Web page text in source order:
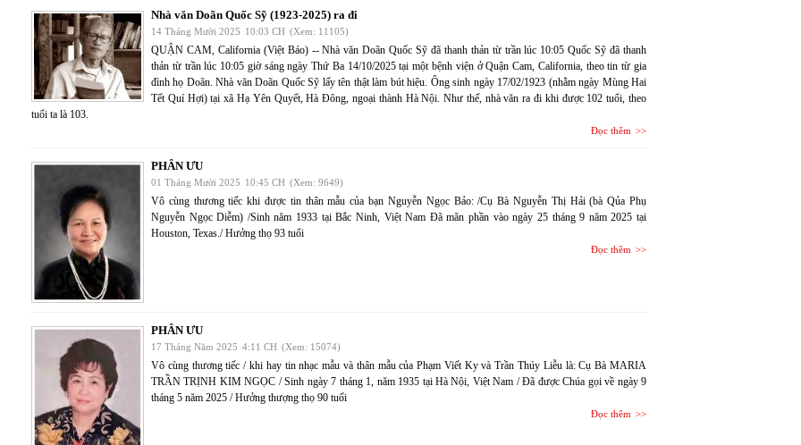
Nhà văn Doãn Quốc Sỹ (1923-2025) ra đi
14 Tháng Mười 2025 10:03 CH (Xem: 11105)
QUẬN CAM, California (Việt Báo) -- Nhà văn Doãn Quốc Sỹ đã thanh thản từ trần lúc 10:05 Quốc Sỹ đã thanh
thản từ trần lúc 10:05 giờ sáng ngày Thứ Ba 14/10/2025 tại một bệnh viện ở Quận Cam, California, theo tin từ gia
đình họ Doãn. Nhà văn Doãn Quốc Sỹ lấy tên thật làm bút hiệu. Ông sinh ngày 17/02/1923 (nhằm ngày Mùng Hai
Tết Quí Hợi) tại xã Hạ Yên Quyết, Hà Đông, ngoại thành Hà Nội. Như thế, nhà văn ra đi khi được 102 tuổi, theo
tuổi ta là 103.
Đọc thêm
PHÂN ƯU
01 Tháng Mười 2025 10:45 CH (Xem: 9649)
Vô cùng thương tiếc khi được tin thân mẫu của bạn Nguyễn Ngọc Bảo: /Cụ Bà Nguyễn Thị Hải (bà Qủa Phụ
Nguyễn Ngọc Diễm) /Sinh năm 1933 tại Bắc Ninh, Việt Nam Đã mãn phần vào ngày 25 tháng 9 năm 2025 tại
Houston, Texas./ Hưởng thọ 93 tuổi
Đọc thêm
PHÂN ƯU
17 Tháng Năm 2025 4:11 CH (Xem: 15074)
Vô cùng thương tiếc / khi hay tin nhạc mẫu và thân mẫu của Phạm Viết Ky và Trần Thúy Liễu là: Cụ Bà MARIA
TRẦN TRỊNH KIM NGỌC / Sinh ngày 7 tháng 1, năm 1935 tại Hà Nội, Việt Nam / Đã được Chúa gọi về ngày 9
tháng 5 năm 2025 / Hưởng thượng thọ 90 tuổi
Đọc thêm